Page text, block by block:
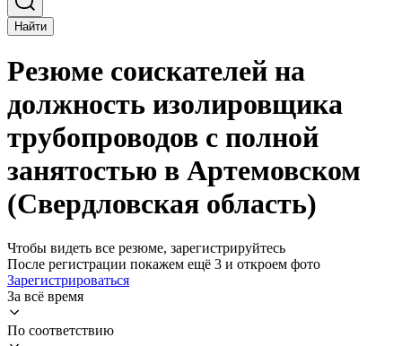
Найти
Резюме соискателей на
должность изолировщика
трубопроводов с полной
занятостью в Артемовском
(Свердловская область)
Чтобы видеть все резюме, зарегистрируйтесь
После регистрации покажем ещё 3 и откроем фото
Зарегистрироваться
За всё время
По соответствию